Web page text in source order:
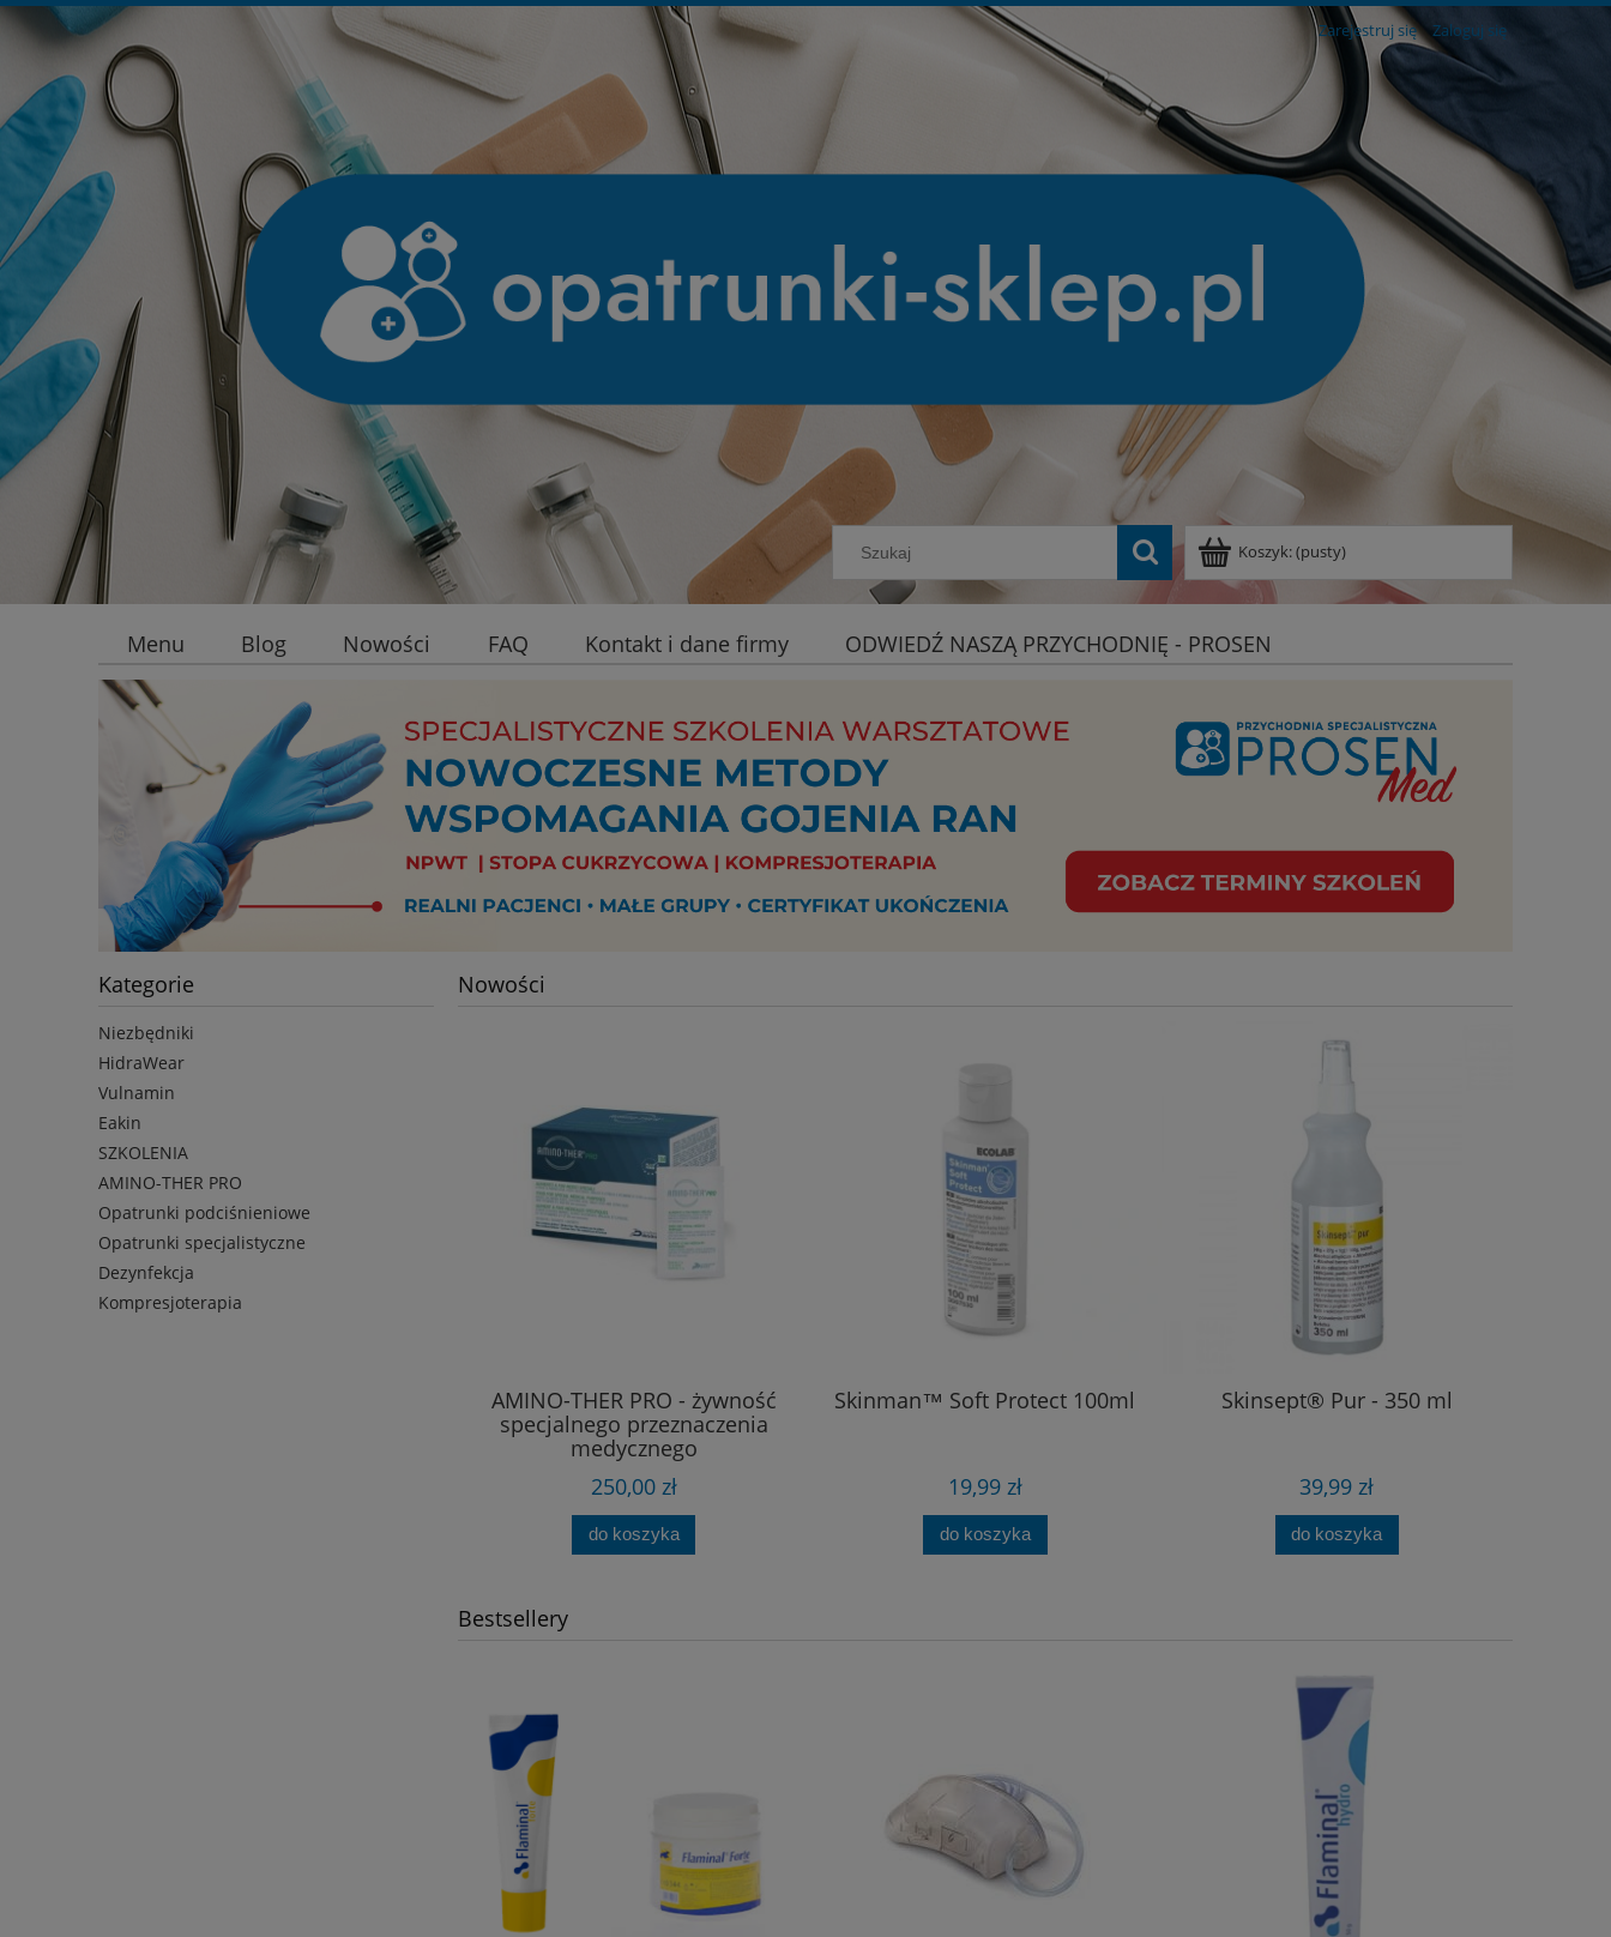
Zarejestruj się Zaloguj się
Koszyk:(pusty)
Menu Blog Nowości FAQ Kontakt i dane firmy ODWIEDŹ NASZĄ PRZYCHODNIĘ - PROSEN
Kategorie
Niezbędniki
HidraWear
Vulnamin
Eakin
SZKOLENIA
AMINO-THER PRO
Opatrunki podciśnieniowe
Opatrunki specjalistyczne
Dezynfekcja
Kompresjoterapia
Nowości
AMINO-THER PRO - żywność
specjalnego przeznaczenia
medycznego
250,00 zł
do koszyka
Skinman™ Soft Protect 100ml
19,99 zł
do koszyka
Skinsept® Pur - 350 ml
39,99 zł
do koszyka
Bestsellery